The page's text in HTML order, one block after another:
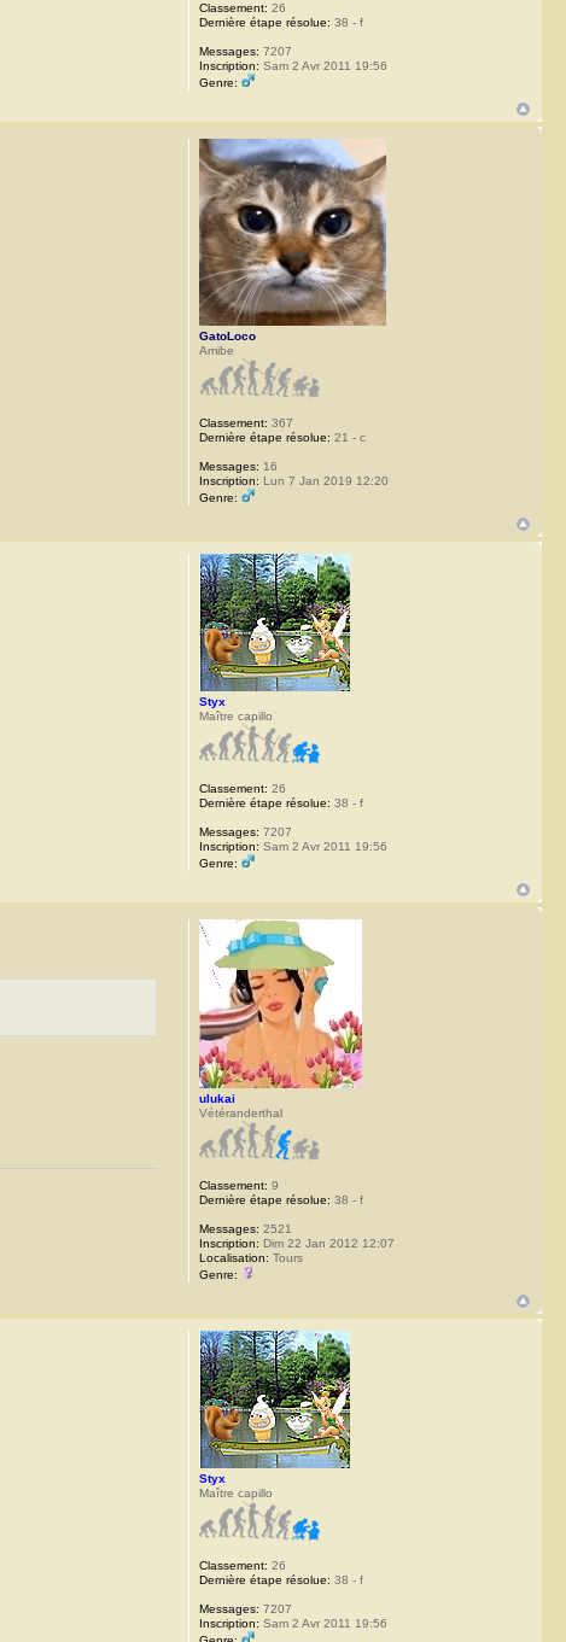
Classement: 26
Dernière étape résolue: 38 - f
Messages: 7207
Inscription: Sam 2 Avr 2011 19:56
Genre:
GatoLoco
Amibe
Classement: 367
Dernière étape résolue: 21 - c
Messages: 16
Inscription: Lun 7 Jan 2019 12:20
Genre:
Styx
Maître capillo
Classement: 26
Dernière étape résolue: 38 - f
Messages: 7207
Inscription: Sam 2 Avr 2011 19:56
Genre:
ulukai
Vétéranderthal
Classement: 9
Dernière étape résolue: 38 - f
Messages: 2521
Inscription: Dim 22 Jan 2012 12:07
Localisation: Tours
Genre:
Styx
Maître capillo
Classement: 26
Dernière étape résolue: 38 - f
Messages: 7207
Inscription: Sam 2 Avr 2011 19:56